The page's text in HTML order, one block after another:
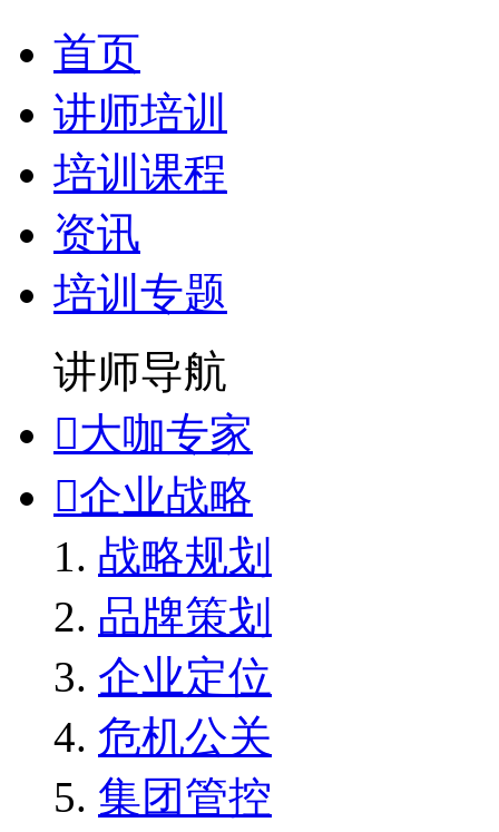
首页
讲师培训
培训课程
资讯
培训专题
讲师导航
大咖专家
企业战略
战略规划
品牌策划
企业定位
危机公关
集团管控